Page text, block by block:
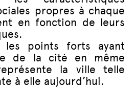
propres à chaque
en fonction de leurs
points forts ayant
de la cité en même
la ville telle
à elle aujourd’hui.